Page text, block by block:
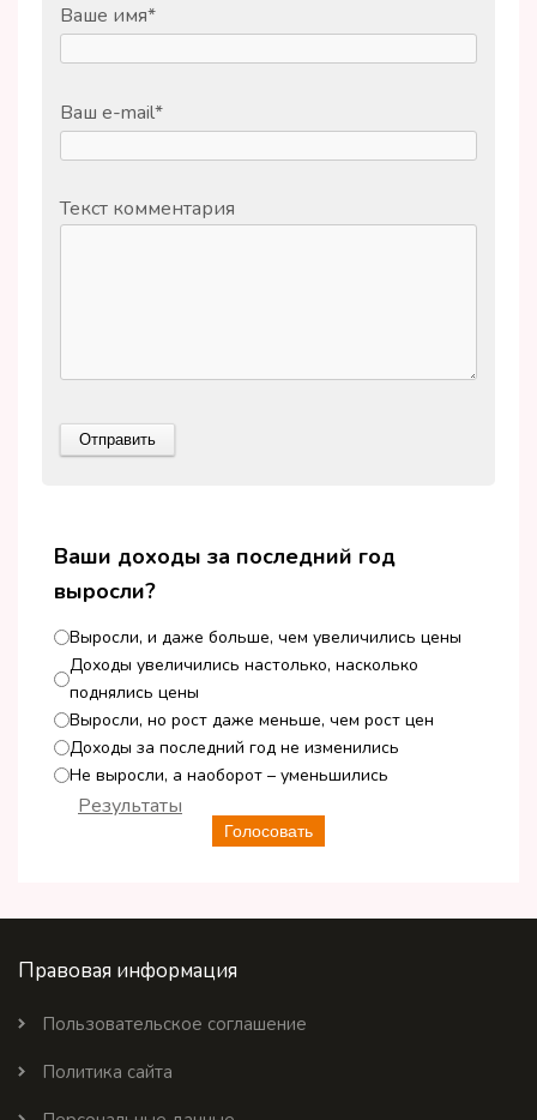
Ваше имя*
Ваш e-mail*
Текст комментария
Ваши доходы за последний год
выросли?
Выросли, и даже больше, чем увеличились цены
Доходы увеличились настолько, насколько
поднялись цены
Выросли, но рост даже меньше, чем рост цен
Доходы за последний год не изменились
Не выросли, а наоборот – уменьшились
Голосовать
Результаты
Правовая информация
Пользовательское соглашение
Политика сайта